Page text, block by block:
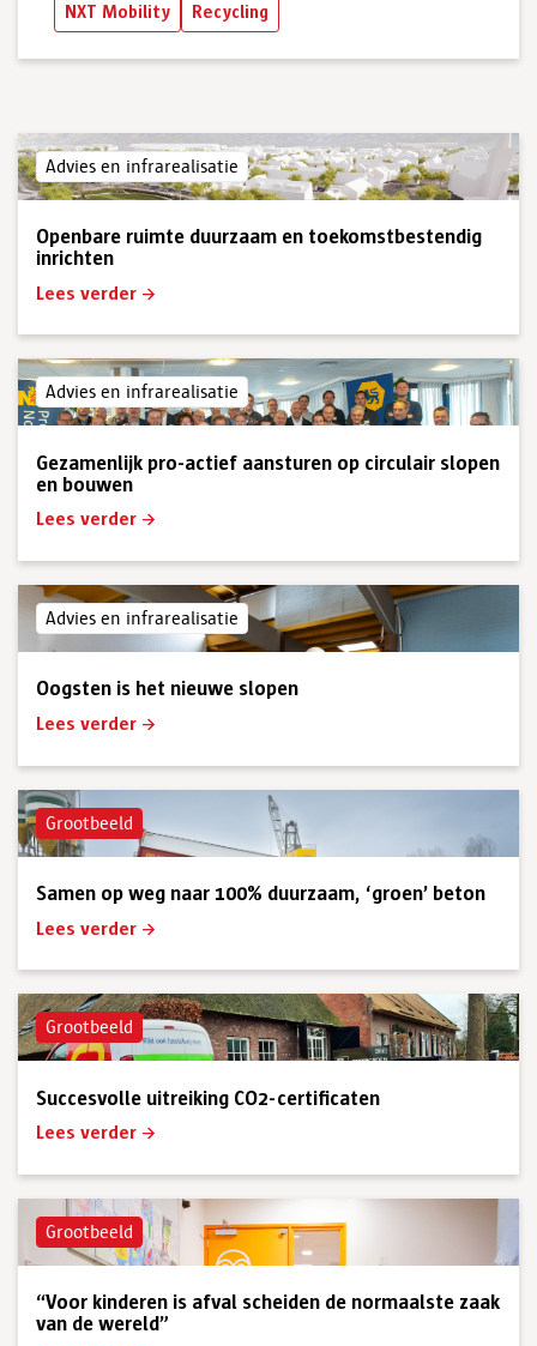
NXT Mobility
Recycling
Advies en infrarealisatie
Openbare ruimte duurzaam en toekomstbestendig
inrichten
Lees verder
Advies en infrarealisatie
Gezamenlijk pro-actief aansturen op circulair slopen
en bouwen
Lees verder
Advies en infrarealisatie
Oogsten is het nieuwe slopen
Lees verder
Grootbeeld
Samen op weg naar 100% duurzaam, ‘groen’ beton
Lees verder
Grootbeeld
Succesvolle uitreiking CO2-certificaten
Lees verder
Grootbeeld
“Voor kinderen is afval scheiden de normaalste zaak
van de wereld”